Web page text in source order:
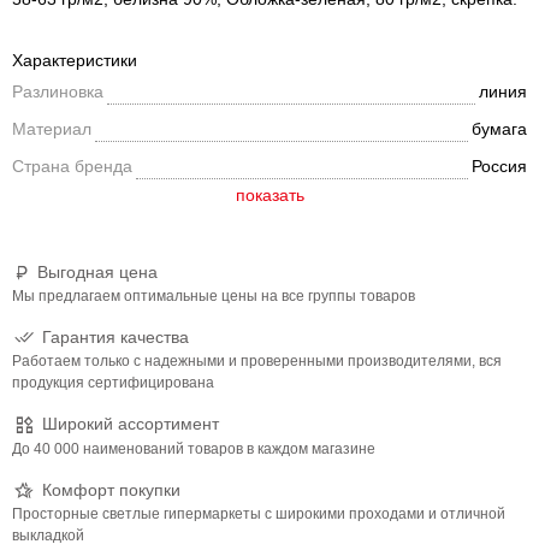
Выгодная цена
Мы предлагаем оптимальные цены на все группы товаров
Гарантия качества
Работаем только с надежными и проверенными производителями, вся
продукция сертифицирована
Широкий ассортимент
До 40 000 наименований товаров в каждом магазине
Комфорт покупки
Просторные светлые гипермаркеты с широкими проходами и отличной
выкладкой
Характеристики
Разлиновка
линия
Материал
бумага
Страна бренда
Россия